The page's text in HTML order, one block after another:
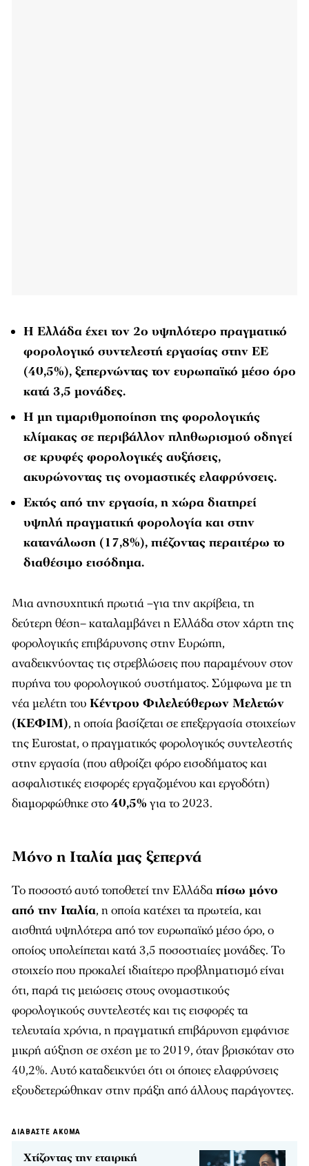
Η Ελλάδα έχει τον 2ο υψηλότερο πραγματικό
φορολογικό συντελεστή εργασίας στην ΕΕ
(40,5%), ξεπερνώντας τον ευρωπαϊκό μέσο όρο
κατά 3,5 μονάδες.
Η μη τιμαριθμοποίηση της φορολογικής
κλίμακας σε περιβάλλον πληθωρισμού οδηγεί
σε κρυφές φορολογικές αυξήσεις,
ακυρώνοντας τις ονομαστικές ελαφρύνσεις.
Εκτός από την εργασία, η χώρα διατηρεί
υψηλή πραγματική φορολογία και στην
κατανάλωση (17,8%), πιέζοντας περαιτέρω το
διαθέσιμο εισόδημα.
Μια ανησυχητική πρωτιά –για την ακρίβεια, τη
δεύτερη θέση– καταλαμβάνει η Ελλάδα στον χάρτη της
φορολογικής επιβάρυνσης στην Ευρώπη,
αναδεικνύοντας τις στρεβλώσεις που παραμένουν στον
πυρήνα του φορολογικού συστήματος. Σύμφωνα με τη
νέα μελέτη του Κέντρου Φιλελεύθερων Μελετών
(ΚΕΦΙΜ), η οποία βασίζεται σε επεξεργασία στοιχείων
της Eurostat, ο πραγματικός φορολογικός συντελεστής
στην εργασία (που αθροίζει φόρο εισοδήματος και
ασφαλιστικές εισφορές εργαζομένου και εργοδότη)
διαμορφώθηκε στο40,5% για το 2023.
Μόνο η Ιταλία μας ξεπερνά
Το ποσοστό αυτό τοποθετεί την Ελλάδαπίσω μόνο
από την Ιταλία, η οποία κατέχει τα πρωτεία, και
αισθητά υψηλότερα από τον ευρωπαϊκό μέσο όρο, ο
οποίος υπολείπεται κατά 3,5 ποσοστιαίες μονάδες. Το
στοιχείο που προκαλεί ιδιαίτερο προβληματισμό είναι
ότι, παρά τις μειώσεις στους ονομαστικούς
φορολογικούς συντελεστές και τις εισφορές τα
τελευταία χρόνια, η πραγματική επιβάρυνση εμφάνισε
μικρή αύξηση σε σχέση με το 2019, όταν βρισκόταν στο
40,2%. Αυτό καταδεικνύει ότι οι όποιες ελαφρύνσεις
εξουδετερώθηκαν στην πράξη από άλλους παράγοντες.
ΔΙΑΒΑΣΤΕ ΑΚΟΜΑ
Χτίζοντας την εταιρική